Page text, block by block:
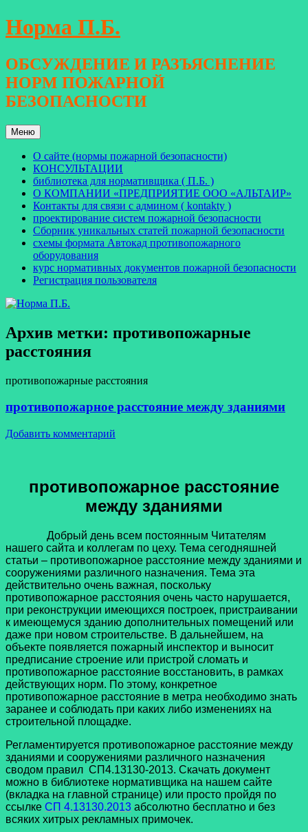
Перейти
к
Норма П.Б.
ОБСУЖДЕНИЕ И РАЗЪЯСНЕНИЕ
НОРМ ПОЖАРНОЙ
БЕЗОПАСНОСТИ
Меню
О сайте (нормы пожарной безопасности)
КОНСУЛЬТАЦИИ
библиотека для нормативщика ( П.Б. )
О КОМПАНИИ «ПРЕДПРИЯТИЕ ООО «АЛЬТАИР»
Контакты для связи с админом ( kontakty )
проектирование систем пожарной безопасности
Сборник уникальных статей пожарной безопасности
схемы формата Автокад противопожарного
оборудования
курс нормативных документов пожарной безопасности
Регистрация пользователя
Архив метки: противопожарные
расстояния
противопожарные расстояния
противопожарное расстояние между зданиями
Добавить комментарий
противопожарное расстояние
между зданиями
Добрый день всем постоянным Читателям
нашего сайта и коллегам по цеху. Тема сегодняшней
статьи – противопожарное расстояние между зданиями и
сооружениями различного назначения. Тема эта
действительно очень важная, поскольку
противопожарное расстояния очень часто нарушается,
при реконструкции имеющихся построек, пристраивании
к имеющемуся зданию дополнительных помещений или
даже при новом строительстве. В дальнейшем, на
объекте появляется пожарный инспектор и выносит
предписание строение или пристрой сломать и
противопожарное расстояние восстановить, в рамках
действующих норм. По этому, конкретное
противопожарное расстояние в метра необходимо знать
заранее и соблюдать при каких либо изменениях на
строительной площадке.
Регламентируется противопожарное расстояние между
зданиями и сооружениями различного назначения
сводом правил СП4.13130-2013. Скачать документ
можно в библиотеке нормативщика на нашем сайте
(вкладка на главной странице) или просто пройдя по
ссылке СП 4.13130.2013 абсолютно бесплатно и без
всяких хитрых рекламных примочек.